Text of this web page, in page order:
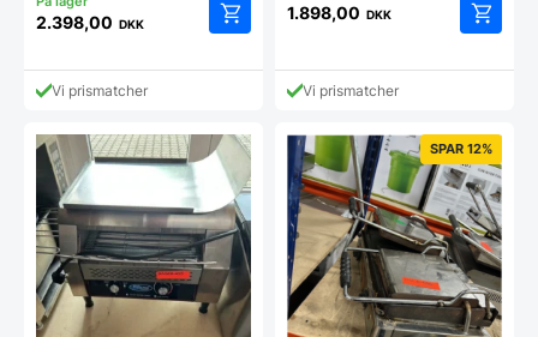
2.398,00 DKK
Vi prismatcher
1.898,00 DKK
Vi prismatcher
SPAR 12%